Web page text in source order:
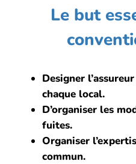
Le but
Designer
chaque local.
D’organiser les
fuites.
Organiser
commun.